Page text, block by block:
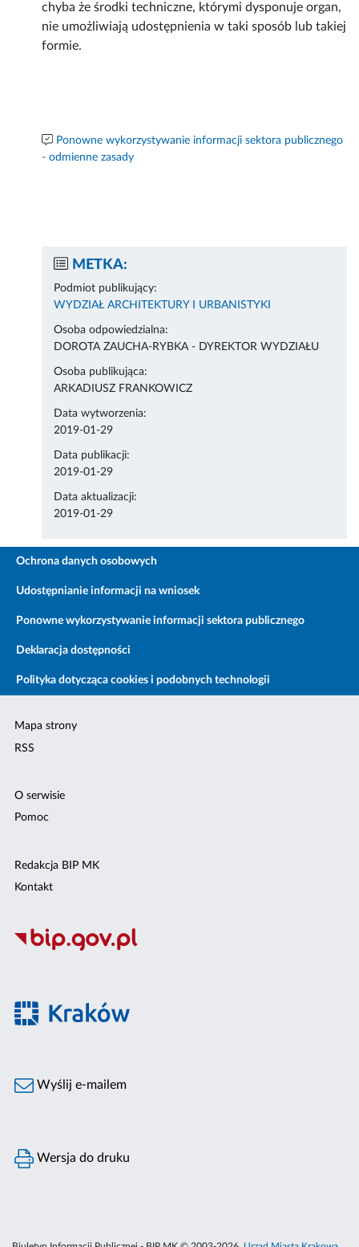
chyba że środki techniczne, którymi dysponuje organ,
nie umożliwiają udostępnienia w taki sposób lub takiej
formie.
Ponowne wykorzystywanie informacji sektora publicznego
- odmienne zasady
METKA:
Podmiot publikujący:
WYDZIAŁ ARCHITEKTURY I URBANISTYKI
Osoba odpowiedzialna:
DOROTA ZAUCHA-RYBKA - DYREKTOR WYDZIAŁU
Osoba publikująca:
ARKADIUSZ FRANKOWICZ
Data wytworzenia:
2019-01-29
Data publikacji:
2019-01-29
Data aktualizacji:
2019-01-29
Ochrona danych osobowych
Udostępnianie informacji na wniosek
Ponowne wykorzystywanie informacji sektora publicznego
Deklaracja dostępności
Polityka dotycząca cookies i podobnych technologii
Mapa strony
RSS
O serwisie
Pomoc
Redakcja BIP MK
Kontakt
Wyślij e-mailem
Wersja do druku